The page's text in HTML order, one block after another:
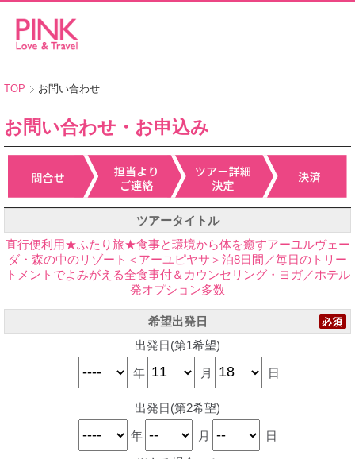
TOP お問い合わせ
お問い合わせ・お申込み
ツアータイトル
直行便利用★ふたり旅★食事と環境から体を癒すアーユルヴェー
ダ・森の中のリゾート＜アーユピヤサ＞泊8日間／毎日のトリー
トメントでよみがえる全食事付＆カウンセリング・ヨガ／ホテル
発オプション多数
希望出発日
出発日(第1希望)
年 月 日
出発日(第2希望)
年 月 日